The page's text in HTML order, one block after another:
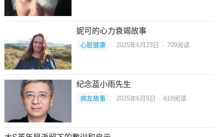
妮可的心力衰竭故事
心脏健康 2025年6月23日 · 709阅读
纪念蓝小雨先生
病友故事 2025年6月5日 · 618阅读